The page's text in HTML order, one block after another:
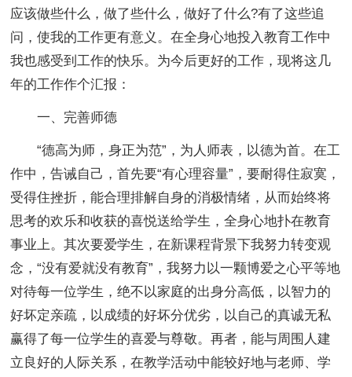
应该做些什么，做了些什么，做好了什么?有了这些追
问，使我的工作更有意义。在全身心地投入教育工作中
我也感受到工作的快乐。为今后更好的工作，现将这几
年的工作作个汇报：
一、完善师德
“德高为师，身正为范”，为人师表，以德为首。在工
作中，告诫自己，首先要“有心理容量”，要耐得住寂寞，
受得住挫折，能合理排解自身的消极情绪，从而始终将
思考的欢乐和收获的喜悦送给学生，全身心地扑在教育
事业上。其次要爱学生，在新课程背景下我努力转变观
念，“没有爱就没有教育”，我努力以一颗博爱之心平等地
对待每一位学生，绝不以家庭的出身分高低，以智力的
好坏定亲疏，以成绩的好坏分优劣，以自己的真诚无私
赢得了每一位学生的喜爱与尊敬。再者，能与周围人建
立良好的人际关系，在教学活动中能较好地与老师、学